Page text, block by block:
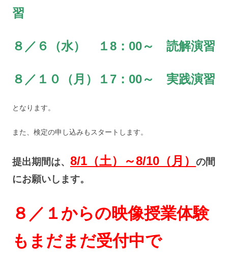
習
８／６（水） １8：00～ 読解演習
８／１０（月）１7：00～ 実践演習
となります。
また、検定の申し込みもスタートします。
提出期間は、 8/1（土）～8/10（月）
の間
にお願いします。
８／１からの映像授業体験
もまだまだ受付中で